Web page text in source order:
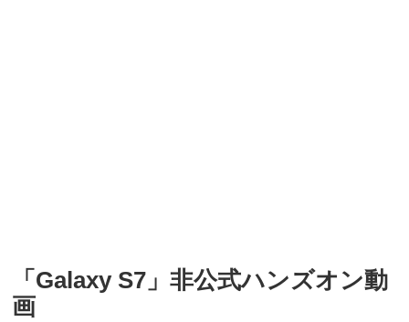
「Galaxy S7」非公式ハンズオン動
画